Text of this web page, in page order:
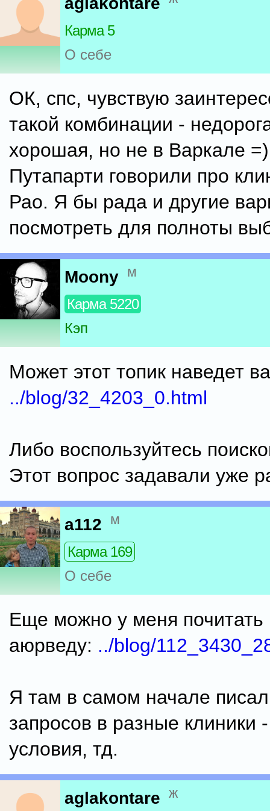
Карма 5
О себе
ОК, спс, чувствую
такой комбинации -
хорошая, но не в Варкале
Путапарти говорили про
Рао. Я бы рада и другие
посмотреть для полноты
Moony м
Карма 5220
Кэп
Может этот топик наведет
../blog/32_4203_0.html
Либо воспользуйтесь
Этот вопрос задавали уже
a112 м
Карма 169
О себе
Еще можно у меня почитать
аюрведу: ../blog/
Я там в самом начале писал
запросов в разные клиники
условия, тд.
aglakontare ж